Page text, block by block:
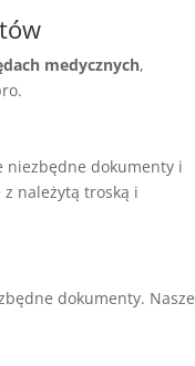
medycznych,
niezbędne dokumenty i
należytą troską i
dokumenty. Nasze